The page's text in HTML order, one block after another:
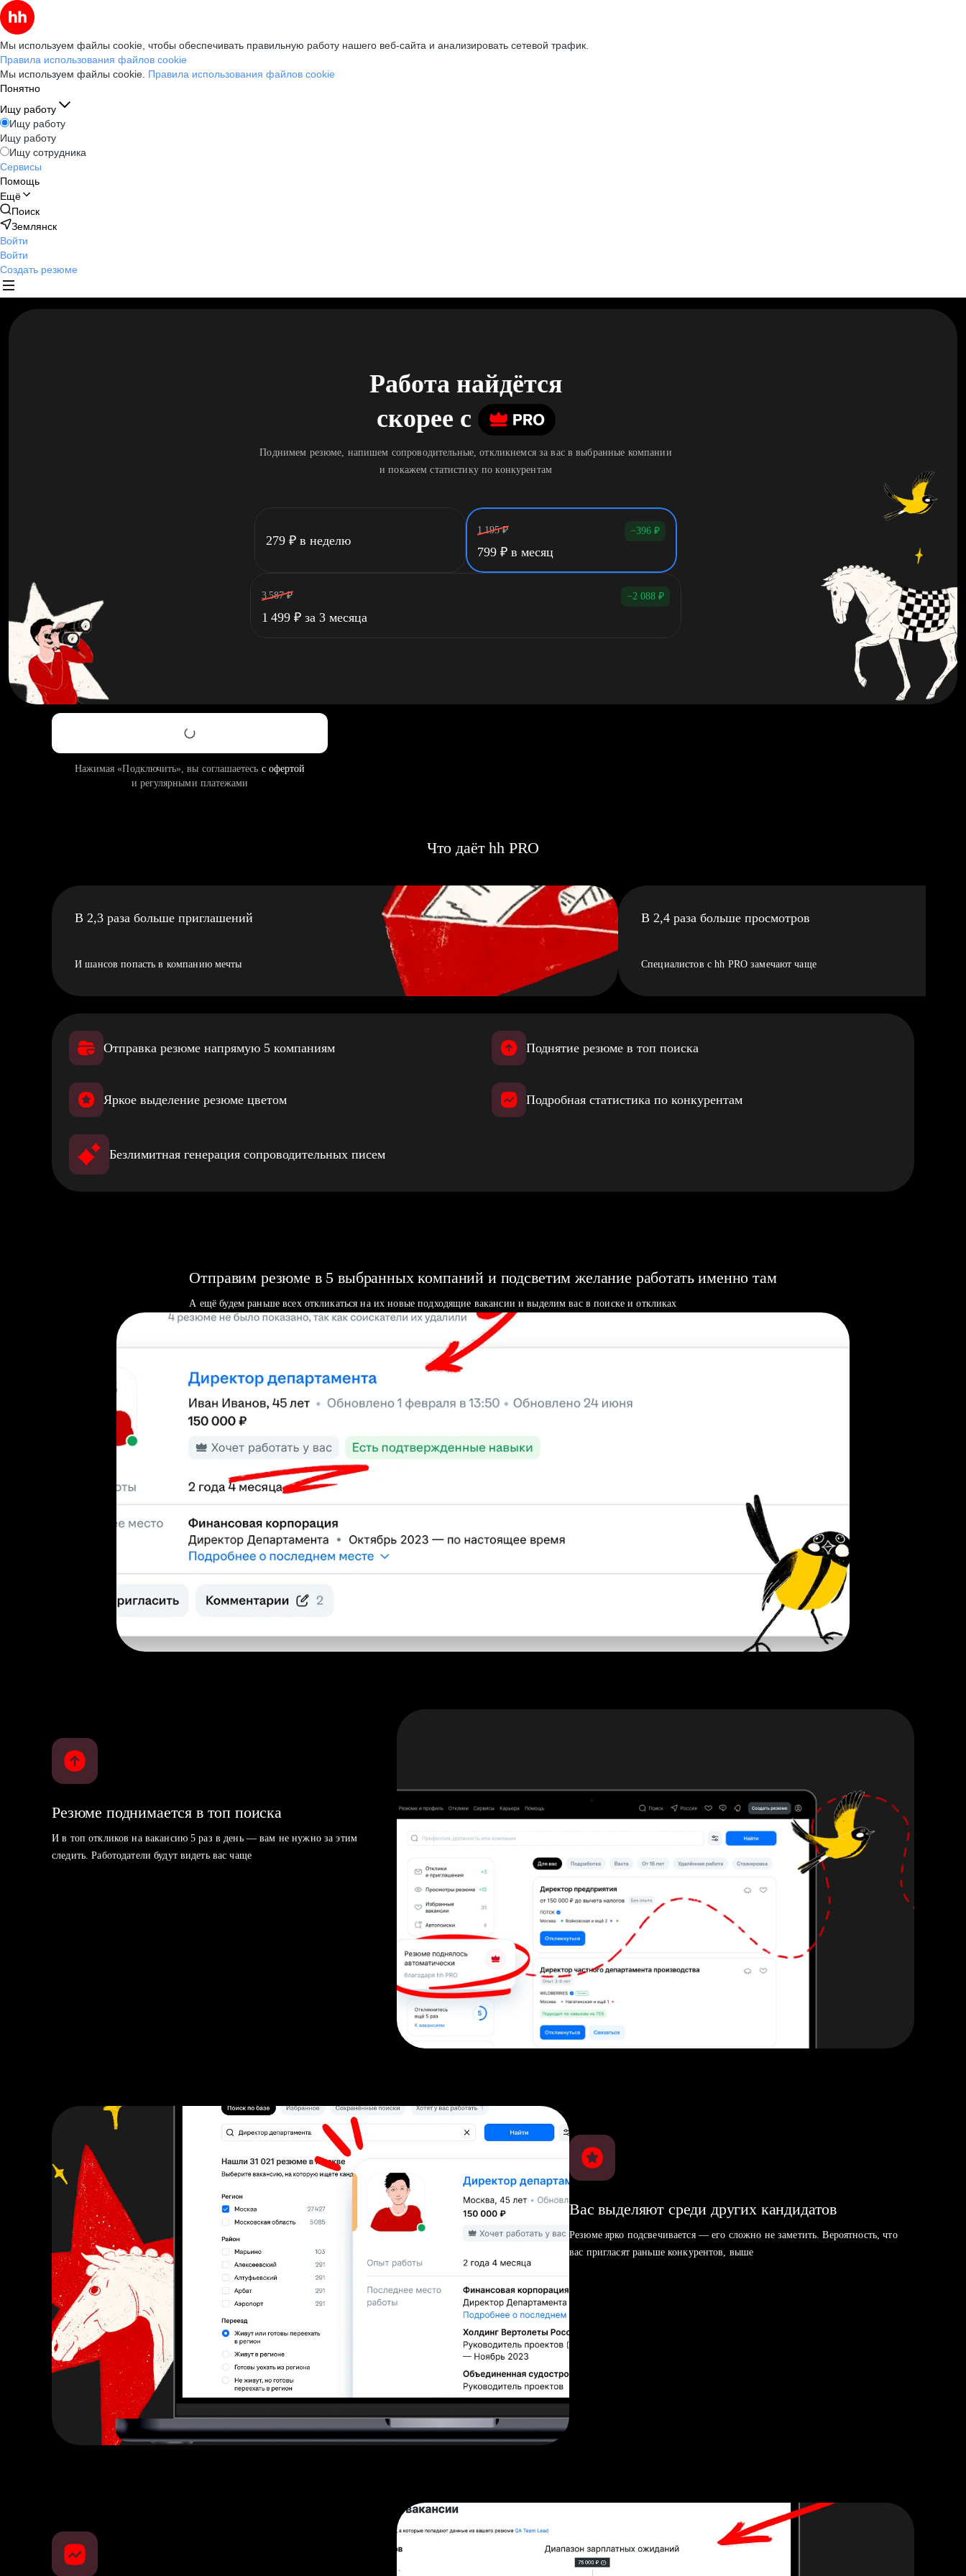
Мы используем файлы cookie, чтобы обеспечивать правильную работу нашего веб-сайта и анализировать сетевой трафик.
Правила использования файлов cookie
Мы используем файлы cookie. Правила использования файлов cookie
Понятно
Ищу работу
Ищу работу
Ищу работу
Ищу сотрудника
Сервисы
Помощь
Ещё
Поиск
Землянск
Войти
Войти
Создать резюме
Работа найдётся
скорее c
Поднимем резюме, напишем сопроводительные, откликнемся за вас в выбранные компании
и покажем статистику по конкурентам
279 ₽ в неделю
1 195 ₽ −396 ₽
799 ₽ в месяц
3 587 ₽ −2 088 ₽
1 499 ₽ за 3 месяца
Нажимая «Подключить», вы соглашаетесь с офертой
и регулярными платежами
Что даёт hh PRO
В 2,3 раза больше приглашений
И шансов попасть в компанию мечты
В 2,4 раза больше просмотров
Специалистов с hh PRO замечают чаще
Отправка резюме напрямую 5 компаниям Поднятие резюме в топ поиска
Яркое выделение резюме цветом Подробная статистика по конкурентам
Безлимитная генерация сопроводительных писем
Отправим резюме в 5 выбранных компаний и подсветим желание работать именно там
А ещё будем раньше всех откликаться на их новые подходящие вакансии и выделим вас в поиске и откликах
Резюме поднимается в топ поиска
И в топ откликов на вакансию 5 раз в день — вам не нужно за этим
следить. Работодатели будут видеть вас чаще
Вас выделяют среди других кандидатов
Резюме ярко подсвечивается — его сложно не заметить. Вероятность, что
вас пригласят раньше конкурентов, выше